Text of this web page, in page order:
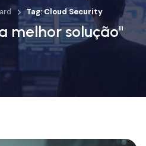
Tag: Cloud Security
melhor solução"